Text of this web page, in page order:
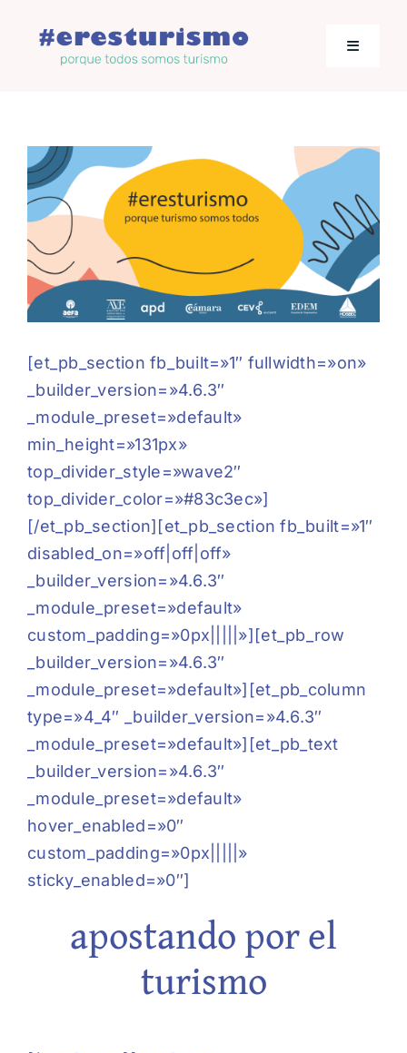
contenido
Toggle
Los empresarios hablan
Jornadas de Turismo
[et_pb_section fb_built=»1″ fullwidth=»on»
_builder_version=»4.6.3″
_module_preset=»default»
min_height=»131px»
top_divider_style=»wave2″
top_divider_color=»#83c3ec»]
[/et_pb_section][et_pb_section fb_built=»1″
disabled_on=»off|off|off»
_builder_version=»4.6.3″
_module_preset=»default»
custom_padding=»0px|||||»][et_pb_row
_builder_version=»4.6.3″
_module_preset=»default»][et_pb_column
type=»4_4″ _builder_version=»4.6.3″
_module_preset=»default»][et_pb_text
_builder_version=»4.6.3″
_module_preset=»default»
hover_enabled=»0″
custom_padding=»0px|||||»
sticky_enabled=»0″]
apostando por el
turismo